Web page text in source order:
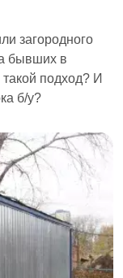
загородного
бывших в
подход? И
б/у?